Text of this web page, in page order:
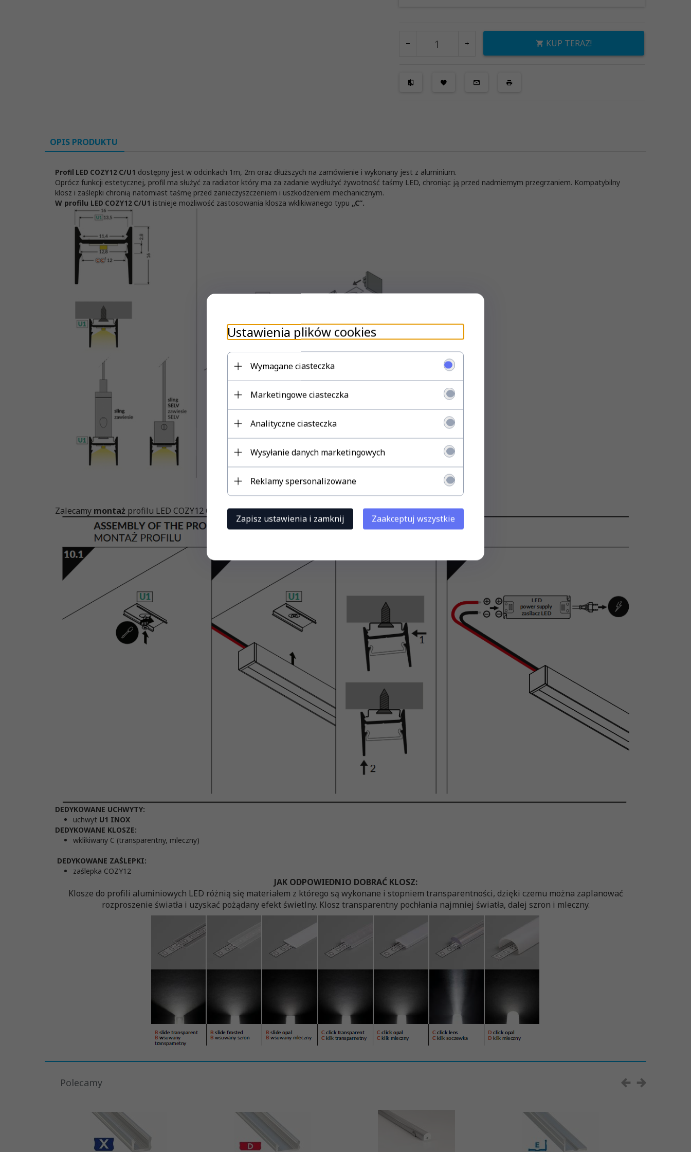
KUP TERAZ!
OPIS PRODUKTU
Profil LED COZY12 C/U1 dostępny jest w odcinkach 1m, 2m oraz dłuższych na zamówienie i wykonany jest z aluminium.
Oprócz funkcji estetycznej, profil ma służyć za radiator który ma za zadanie wydłużyć żywotność taśmy LED, chroniąc ją przed nadmiernym przegrzaniem. Kompatybilny
klosz i zaślepki chronią natomiast taśmę przed zanieczyszczeniem i uszkodzeniem mechanicznym.
W profilu LED COZY12 C/U1 istnieje możliwość zastosowania klosza wklikiwanego typu „C”.
Zalecamy montaż profilu LED COZY12 C/U1za pomocą dedykowanych uchwytów U1 INOX
DEDYKOWANE UCHWYTY:
uchwyt U1 INOX
DEDYKOWANE KLOSZE:
wklikiwany C (transparentny, mleczny)
DEDYKOWANE ZAŚLEPKI:
zaślepka COZY12
JAK ODPOWIEDNIO DOBRAĆ KLOSZ:
Klosze do profili aluminiowych LED różnią się materiałem z którego są wykonane i stopniem transparentności, dzięki czemu można zaplanować
rozproszenie światła i uzyskać pożądany efekt świetlny. Klosz transparentny pochłania najmniej światła, dalej szron i mleczny.
Polecamy
Ustawienia plików cookies
Wymagane ciasteczka
Marketingowe ciasteczka
Analityczne ciasteczka
Wysyłanie danych marketingowych
Reklamy spersonalizowane
Zapisz ustawienia i zamknij Zaakceptuj wszystkie